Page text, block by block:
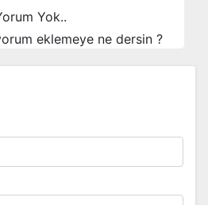
Yok..
eklemeye ne dersin ?